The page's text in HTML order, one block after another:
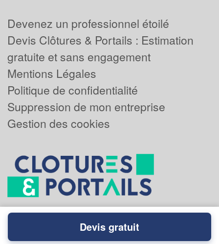
Devenez un professionnel étoilé
Devis Clôtures & Portails : Estimation
gratuite et sans engagement
Mentions Légales
Politique de confidentialité
Suppression de mon entreprise
Gestion des cookies
Powered byPlus que pro
Devis gratuit